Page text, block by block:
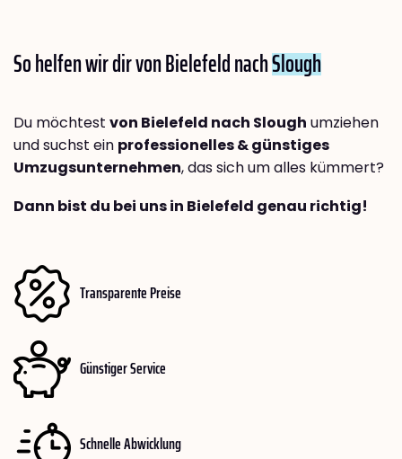
So helfen wir dir von Bielefeld nachSlough
Du möchtest von Bielefeld nach Slough umziehen
und suchst ein professionelles & günstiges
Umzugsunternehmen, das sich um alles kümmert?
Dann bist du bei uns in Bielefeld genau richtig!
Transparente Preise
Günstiger Service
Schnelle Abwicklung